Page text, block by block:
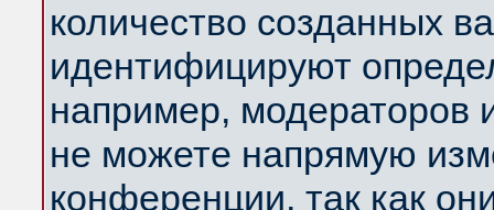
количество созданных
идентифицируют
например, модераторов
не можете напрямую
конференции, так как